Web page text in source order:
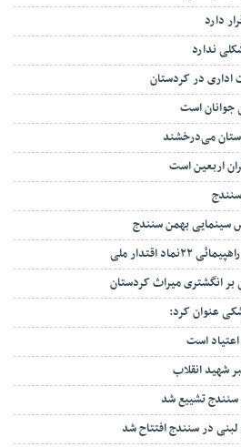
دارد
ندارد
است
می‌درخشند
اربعین است
سینمایی بهمن سنندج
اقتدار ملی
انگشتری میراث کردستان
عنوان کرد:
اعتیاد است
شهید انقلاب
تشییع شد
در سنندج افتتاح شد